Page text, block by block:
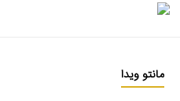
مانتو ویدا